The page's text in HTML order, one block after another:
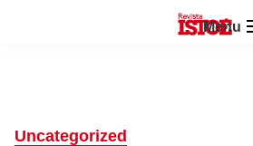
Menu
Uncategorized